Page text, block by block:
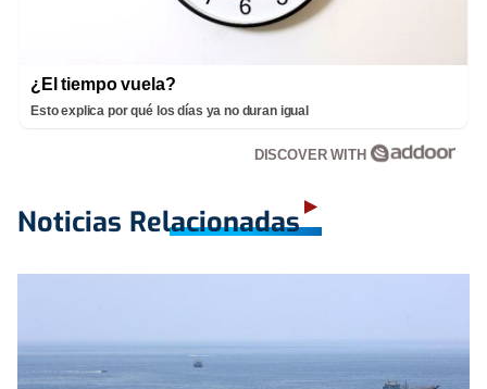
¿El tiempo vuela?
Esto explica por qué los días ya no duran igual
DISCOVER WITH
Noticias Relacionadas